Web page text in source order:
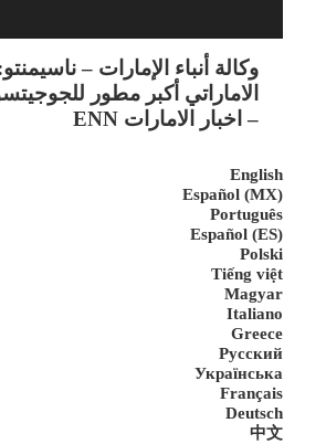
وكالة أنباء الإمارات –
الاماراتي أكبر مطور
– اخبار الامارات ENN
English
Español (MX)
Português
Español (ES)
Polski
Tiếng việt
Magyar
Italiano
Greece
Русский
Українська
Français
Deutsch
中文